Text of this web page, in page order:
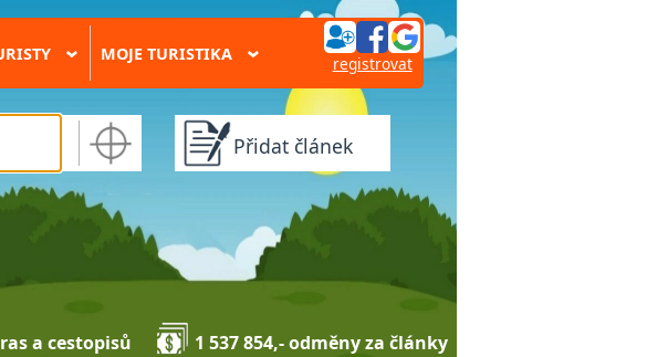
› MOJE TURISTIKA › registrovat
Přidat článek
a cestopisů 1 537 854,- odměny za články